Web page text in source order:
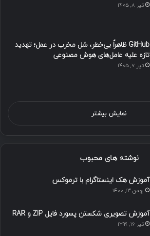
تیر ۸, ۱۴۰۵
GitHub ظاهراً بی‌خطر، شل مخرب در عمل؛ تهدید
تازه علیه عامل‌های هوش مصنوعی
تیر ۷, ۱۴۰۵
نمایش بیشتر
نوشته های محبوب
آموزش هک اینستاگرام با ترموکس
بهمن ۱۳, ۱۴۰۰
آموزش تصویری شکستن پسورد فایل ZIP و RAR
تیر ۱۶, ۱۳۹۹